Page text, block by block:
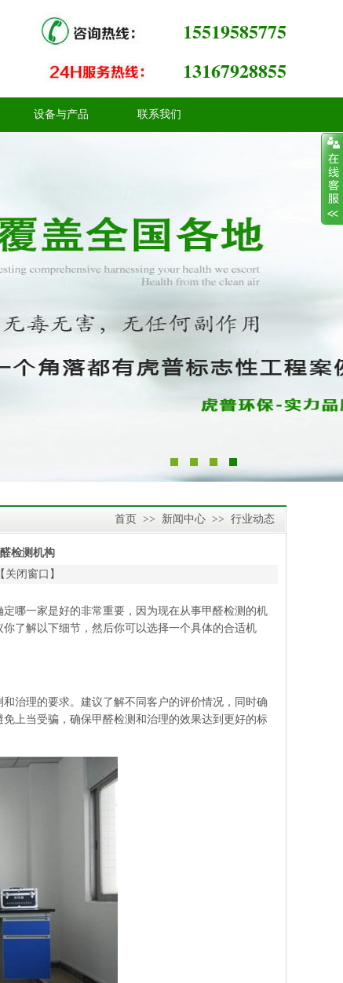
15519585775
13167928855
设备与产品 联系我们
首页 >> 新闻中心 >> 行业动态
检测机构
关闭窗口 】
哪一家是好的非常重要，因为现在从事甲醛检测的机
了解以下细节，然后你可以选择一个具体的合适机
治理的要求。建议了解不同客户的评价情况，同时确
上当受骗，确保甲醛检测和治理的效果达到更好的标